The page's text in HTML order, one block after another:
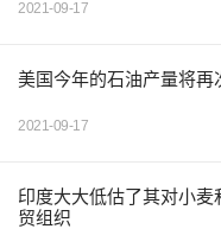
2021-09-17
美国今年的石油产量将再
2021-09-17
印度大大低估了其对小
贸组织